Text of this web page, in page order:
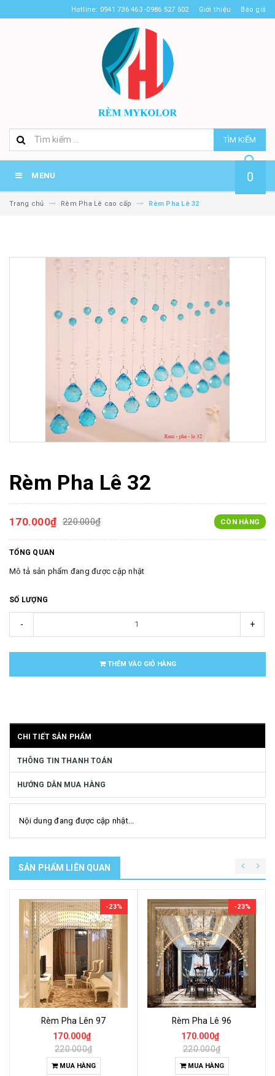
Hotline: 0941 736 463 -0986 527 502 Giới thiệu Báo giá
TÌM KIẾM
MENU 0
Trang chủ Rèm Pha Lê cao cấp Rèm Pha Lê 32
Rèm Pha Lê 32
170.000₫ 220.000₫ CÒN HÀNG
TỔNG QUAN
Mô tả sản phẩm đang được cập nhật
SỐ LƯỢNG
- +
THÊM VÀO GIỎ HÀNG
CHI TIẾT SẢN PHẨM
THÔNG TIN THANH TOÁN
HƯỚNG DẪN MUA HÀNG
Nội dung đang được cập nhật...
SẢN PHẨM LIÊN QUAN
-23%
Rèm Pha Lên 97
170.000₫
220.000₫
MUA HÀNG
-23%
Rèm Pha Lê 96
170.000₫
220.000₫
MUA HÀNG